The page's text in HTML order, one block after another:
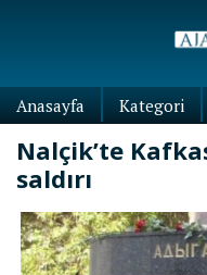
Anasayfa Kategori
Nalçik’te
saldırı